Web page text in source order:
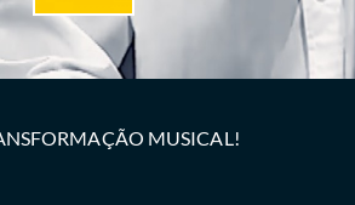
MUSICAL!